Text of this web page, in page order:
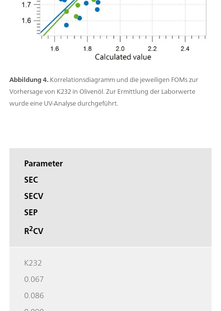
Abbildung 4.Korrelationsdiagramm und die jeweiligen FOMs zur
Vorhersage von K232 in Olivenöl. Zur Ermittlung der Laborwerte
wurde eine UV-Analyse durchgeführt.
Parameter
SEC
SECV
SEP
R2CV
K232
0.067
0.086